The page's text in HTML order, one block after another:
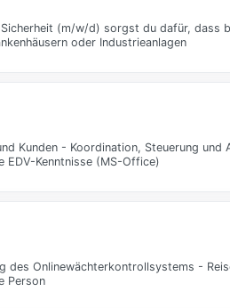
(m/w/d) sorgst du dafür, dass
oder Industrieanlagen
Kunden - Koordination, Steuerung
Kenntnisse (MS-Office)
des Onlinewächterkontrollsystems -
Person